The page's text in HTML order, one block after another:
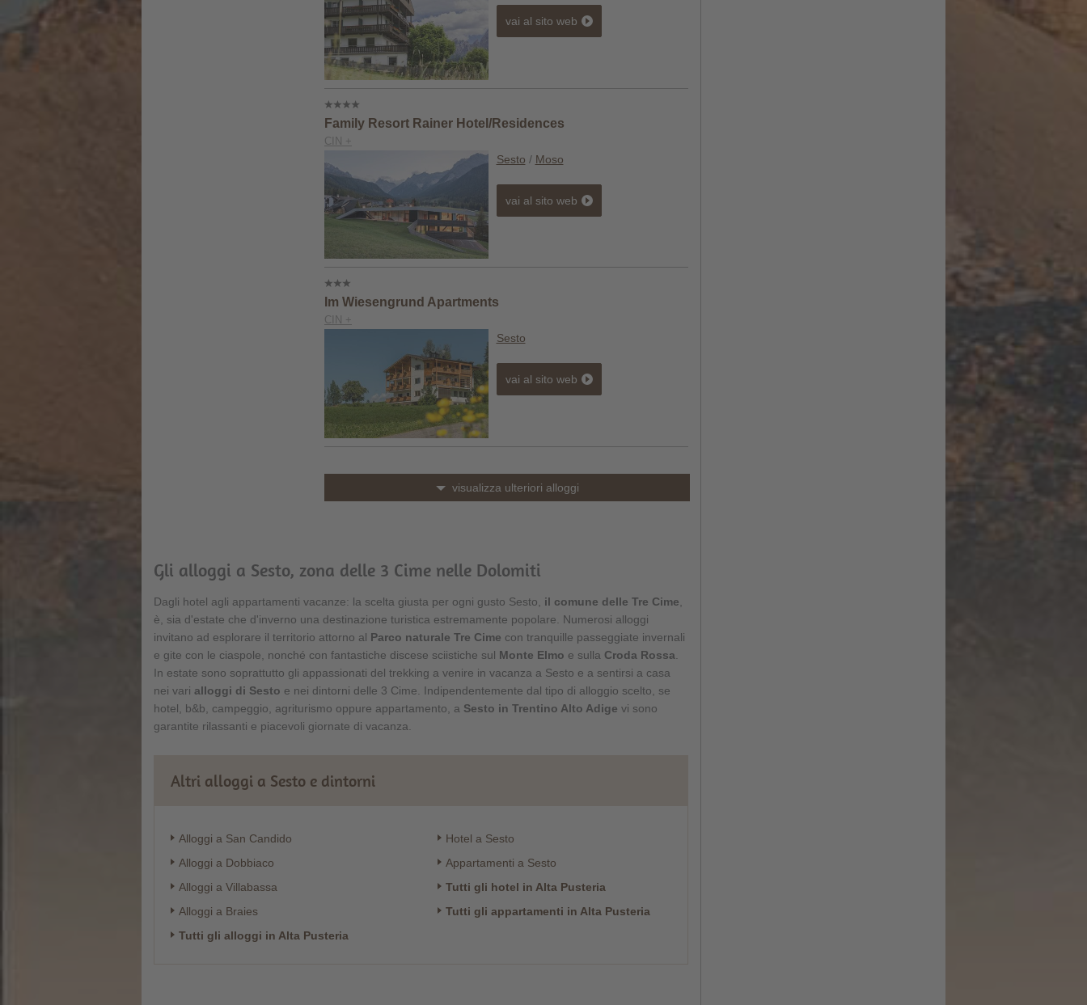
vai al sito web
Family Resort Rainer Hotel/Residences
CIN +
Sesto / Moso
vai al sito web
Im Wiesengrund Apartments
CIN +
Sesto
vai al sito web
visualizza ulteriori alloggi
Gli alloggi a Sesto, zona delle 3 Cime nelle Dolomiti
Dagli hotel agli appartamenti vacanze: la scelta giusta per ogni gusto Sesto, il comune delle Tre Cime
è, sia d'estate che d'inverno una destinazione turistica estremamente popolare. Numerosi alloggi
invitano ad esplorare il territorio attorno al Parco naturale Tre Cime con tranquille passeggiate invernali
e gite con le ciaspole, nonché con fantastiche discese sciistiche sul Monte Elmo e sulla Croda Rossa
In estate sono soprattutto gli appassionati del trekking a venire in vacanza a Sesto e a sentirsi a casa
nei vari alloggi di Sesto e nei dintorni delle 3 Cime. Indipendentemente dal tipo di alloggio scelto, se
hotel, b&b, campeggio, agriturismo oppure appartamento, a Sesto in Trentino Alto Adige vi sono
garantite rilassanti e piacevoli giornate di vacanza.
Altri alloggi a Sesto e dintorni
Alloggi a San Candido
Alloggi a Dobbiaco
Alloggi a Villabassa
Alloggi a Braies
Tutti gli alloggi in Alta Pusteria
Hotel a Sesto
Appartamenti a Sesto
Tutti gli hotel in Alta Pusteria
Tutti gli appartamenti in Alta Pusteria